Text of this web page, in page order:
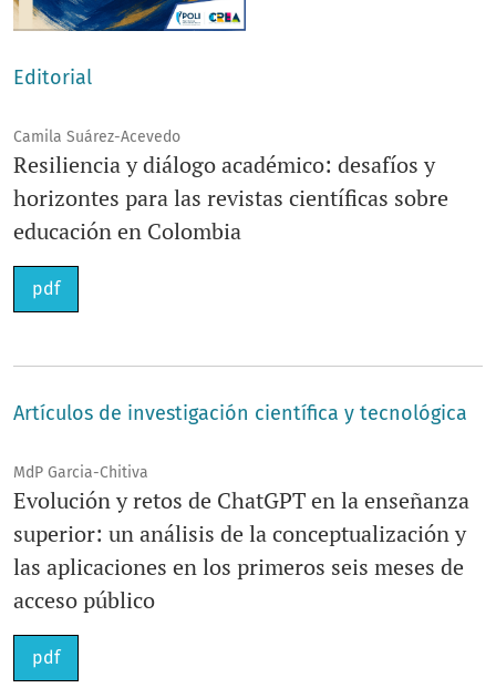
Editorial
Camila Suárez-Acevedo
Resiliencia y diálogo académico: desafíos y
horizontes para las revistas científicas sobre
educación en Colombia
pdf
Artículos de investigación científica y tecnológica
MdP Garcia-Chitiva
Evolución y retos de ChatGPT en la enseñanza
superior: un análisis de la conceptualización y
las aplicaciones en los primeros seis meses de
acceso público
pdf